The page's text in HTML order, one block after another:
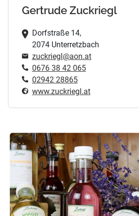
Gertrude Zuckriegl
Dorfstraße 14,
2074 Unterretzbach
zuckriegl@aon.at
0676 38 42 065
02942 28865
www.zuckriegl.at